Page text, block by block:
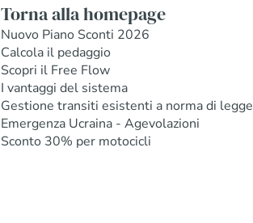
Torna alla homepage
Nuovo Piano Sconti 2026
Calcola il pedaggio
Scopri il Free Flow
I vantaggi del sistema
Gestione transiti esistenti a norma di legge
Emergenza Ucraina - Agevolazioni
Sconto 30% per motocicli